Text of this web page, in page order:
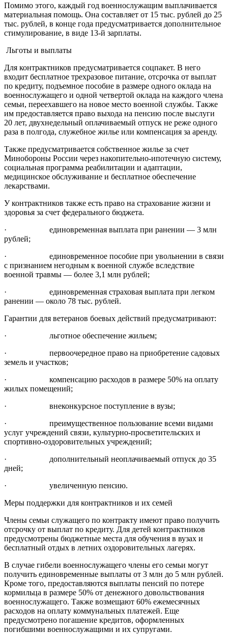
Помимо этого, каждый год военнослужащим выплачивается
материальная помощь. Она составляет от 15 тыс. рублей до 25
тыс. рублей, в конце года предусматривается дополнительное
стимулирование, в виде 13-й зарплаты.
Льготы и выплаты
Для контрактников предусматривается соцпакет. В него
входит бесплатное трехразовое питание, отсрочка от выплат
по кредиту, подъемное пособие в размере одного оклада на
военнослужащего и одной четвертой оклада на каждого члена
семьи, переехавшего на новое место военной службы. Также
им предоставляется право выхода на пенсию после выслуги
20 лет, двухнедельный оплачиваемый отпуск не реже одного
раза в полгода, служебное жилье или компенсация за аренду.
Также предусматривается собственное жилье за счет
Минобороны России через накопительно-ипотечную систему,
социальная программа реабилитации и адаптации,
медицинское обслуживание и бесплатное обеспечение
лекарствами.
У контрактников также есть право на страхование жизни и
здоровья за счет федерального бюджета.
· единовременная выплата при ранении — 3 млн
рублей;
· единовременное пособие при увольнении в связи
с признанием негодным к военной службе вследствие
военной травмы — более 3,1 млн рублей;
· единовременная страховая выплата при легком
ранении — около 78 тыс. рублей.
Гарантии для ветеранов боевых действий предусматривают:
· льготное обеспечение жильем;
· первоочередное право на приобретение садовых
земель и участков;
· компенсацию расходов в размере 50% на оплату
жилых помещений;
· внеконкурсное поступление в вузы;
· преимущественное пользование всеми видами
услуг учреждений связи, культурно-просветительских и
спортивно-оздоровительных учреждений;
· дополнительный неоплачиваемый отпуск до 35
дней;
· увеличенную пенсию.
Меры поддержки для контрактников и их семей
Члены семьи служащего по контракту имеют право получить
отсрочку от выплат по кредиту. Для детей контрактников
предусмотрены бюджетные места для обучения в вузах и
бесплатный отдых в летних оздоровительных лагерях.
В случае гибели военнослужащего члены его семьи могут
получить единовременные выплаты от 3 млн до 5 млн рублей.
Кроме того, предоставляются выплаты пенсий по потере
кормильца в размере 50% от денежного довольствования
военнослужащего. Также возмещают 60% ежемесячных
расходов на оплату коммунальных платежей. Еще
предусмотрено погашение кредитов, оформленных
погибшими военнослужащими и их супругами.